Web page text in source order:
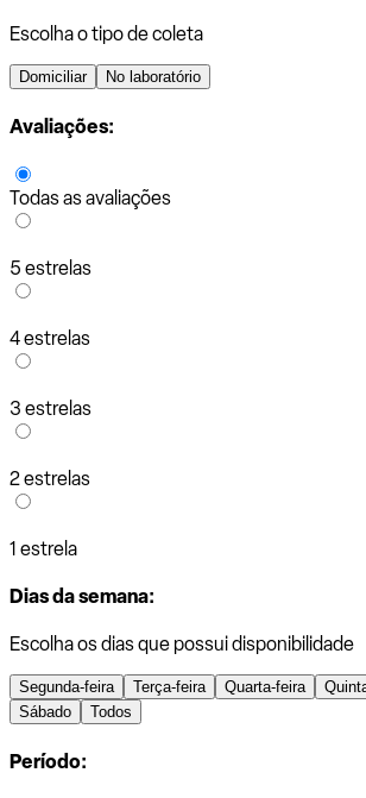
Escolha o tipo de coleta
Domiciliar No laboratório
Avaliações:
Todas as avaliações
5 estrelas
4 estrelas
3 estrelas
2 estrelas
1 estrela
Dias da semana:
Escolha os dias que possui disponibilidade
Segunda-feira Terça-feira Quarta-feira
Sábado
Todos
Período: